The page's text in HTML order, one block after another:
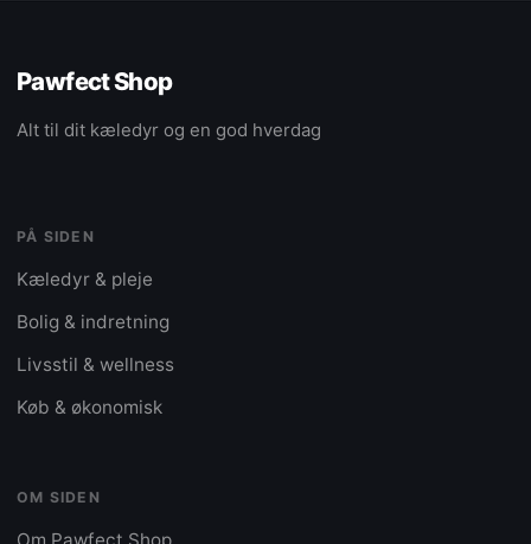
Pawfect Shop
Alt til dit kæledyr og en god hverdag
PÅ SIDEN
Kæledyr & pleje
Bolig & indretning
Livsstil & wellness
Køb & økonomisk
OM SIDEN